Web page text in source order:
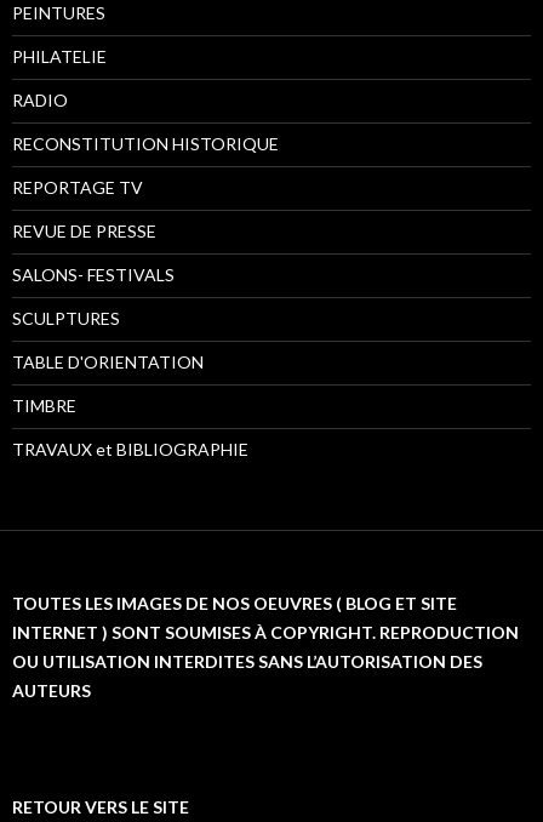
PEINTURES
PHILATELIE
RADIO
RECONSTITUTION HISTORIQUE
REPORTAGE TV
REVUE DE PRESSE
SALONS- FESTIVALS
SCULPTURES
TABLE D'ORIENTATION
TIMBRE
TRAVAUX et BIBLIOGRAPHIE
TOUTES LES IMAGES DE NOS OEUVRES ( BLOG ET SITE
INTERNET ) SONT SOUMISES À COPYRIGHT. REPRODUCTION
OU UTILISATION INTERDITES SANS L’AUTORISATION DES
AUTEURS
RETOUR VERS LE SITE